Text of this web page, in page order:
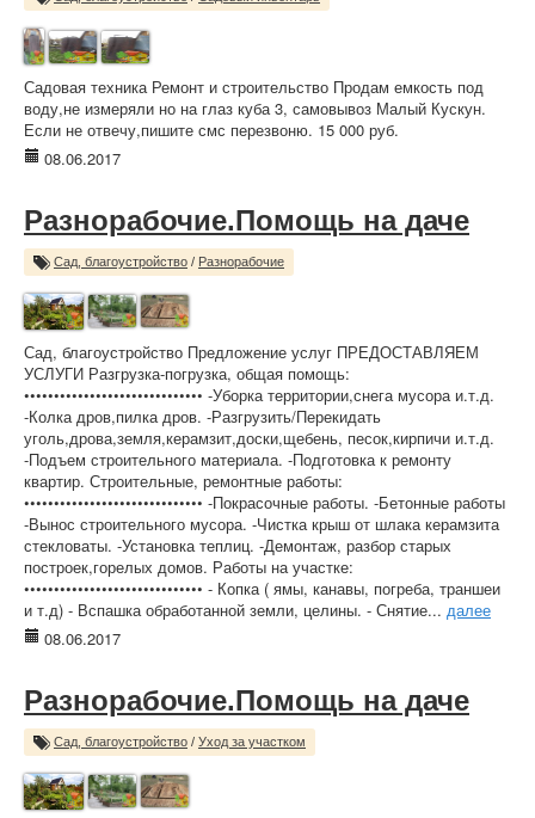
Садовая техника Ремонт и строительство Продам емкость под
воду,не измеряли но на глаз куба 3, самовывоз Малый Кускун.
Если не отвечу,пишите смс перезвоню. 15 000 руб.
08.06.2017
Разнорабочие.Помощь на даче
Сад, благоустройство / Разнорабочие
Сад, благоустройство Предложение услуг ПРЕДОСТАВЛЯЕМ
УСЛУГИ Разгрузка-погрузка, общая помощь:
•••••••••••••••••••••••••••••• -Уборка территории,снега мусора и.т.д.
-Колка дров,пилка дров. -Разгрузить/Перекидать
уголь,дрова,земля,керамзит,доски,щебень, песок,кирпичи и.т.д.
-Подъем строительного материала. -Подготовка к ремонту
квартир. Строительные, ремонтные работы:
•••••••••••••••••••••••••••••• -Покрасочные работы. -Бетонные работы
-Вынос строительного мусора. -Чистка крыш от шлака керамзита
стекловаты. -Установка теплиц. -Демонтаж, разбор старых
построек,горелых домов. Работы на участке:
•••••••••••••••••••••••••••••• - Копка ( ямы, канавы, погреба, траншеи
и т.д) - Вспашка обработанной земли, целины. - Снятие... далее
08.06.2017
Разнорабочие.Помощь на даче
Сад, благоустройство / Уход за участком